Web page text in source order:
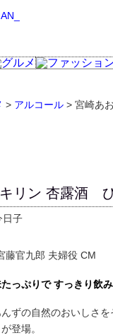
> アルコール > 宮崎あ
リン 杏露酒
子
っぷりで すっきり飲
ずの自然のおいしさ
登場。